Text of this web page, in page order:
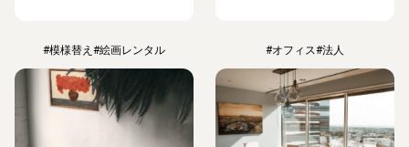
#模様替え #絵画レンタル #オフィス#法人